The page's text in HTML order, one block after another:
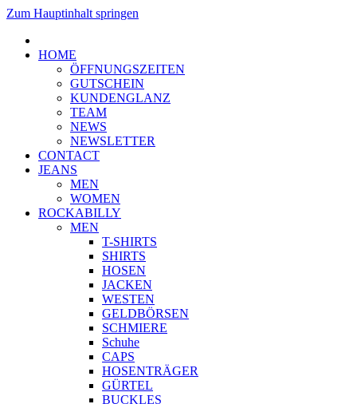
Zum Hauptinhalt springen
HOME
ÖFFNUNGSZEITEN
GUTSCHEIN
KUNDENGLANZ
TEAM
NEWS
NEWSLETTER
CONTACT
JEANS
MEN
WOMEN
ROCKABILLY
MEN
T-SHIRTS
SHIRTS
HOSEN
JACKEN
WESTEN
GELDBÖRSEN
SCHMIERE
Schuhe
CAPS
HOSENTRÄGER
GÜRTEL
BUCKLES